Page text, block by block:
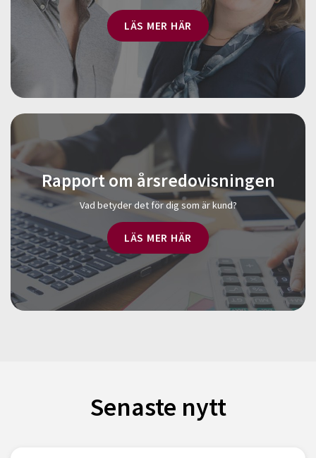
LÄS MER HÄR
Rapport om årsredovisningen
Vad betyder det för dig som är kund?
LÄS MER HÄR
Senaste nytt